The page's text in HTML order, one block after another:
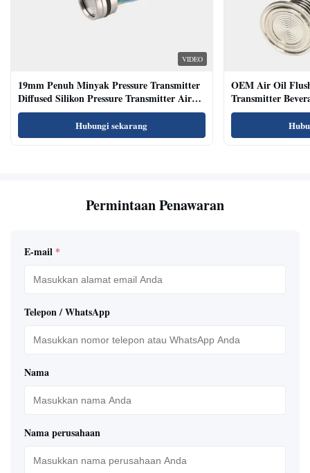
VIDEO
19mm Penuh Minyak Pressure Transmitter
Diffused Silikon Pressure Transmitter Air
Oil Test
Hubungi sekarang
OEM Air Oil
Transmitter
Sensor
Permintaan Penawaran
E-mail *
Telepon / WhatsApp
Nama
Nama perusahaan